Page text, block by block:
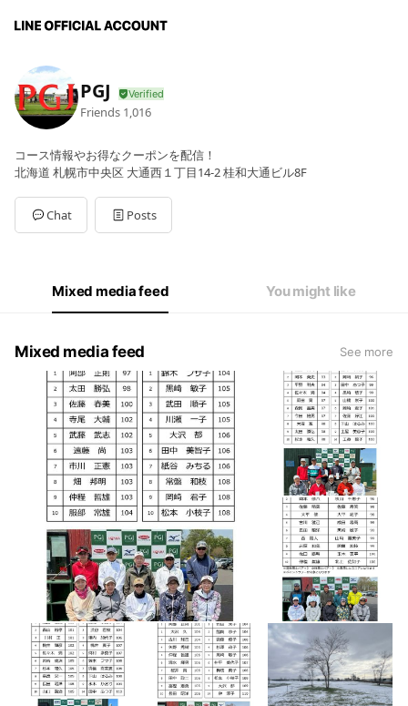
PGJ
Friends 1,016
コース情報やお得なクーポンを配信！
北海道 札幌市中央区 大通西１丁目14-2 桂和大通ビル8F
Chat Posts
Mixed media feed You might like
Mixed media feed See more